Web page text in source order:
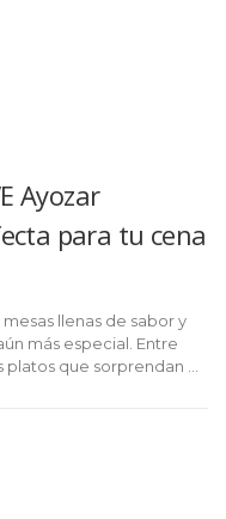
Ayozar
para tu cena
llenas de sabor y
más especial. Entre
platos que sorprendan …